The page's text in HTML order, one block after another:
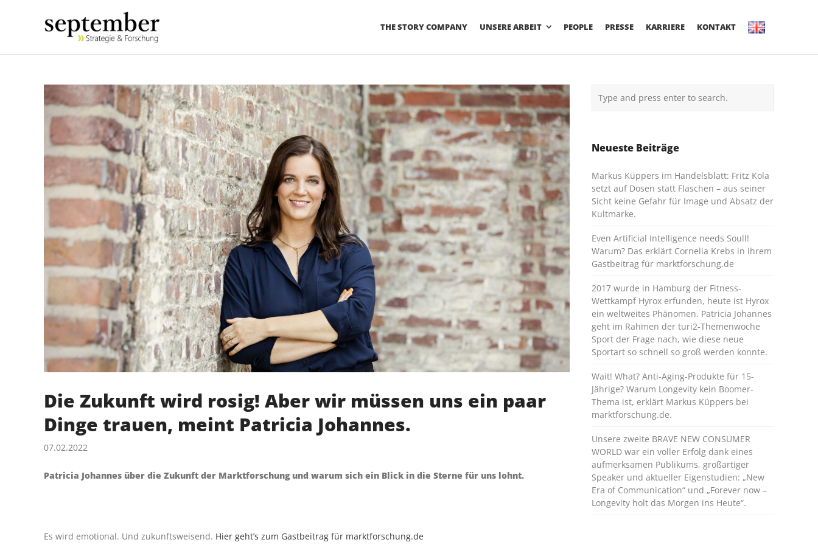
THE STORY COMPANY UNSERE ARBEIT PEOPLE PRESSE KARRIERE KONTAKT
Die Zukunft wird rosig! Aber wir müssen uns ein paar
Dinge trauen, meint Patricia Johannes.
07.02.2022
Patricia Johannes über die Zukunft der Marktforschung und warum sich ein Blick in die Sterne für uns lohnt.
Es wird emotional. Und zukunftsweisend. Hier geht’s zum Gastbeitrag für marktforschung.de
Neueste Beiträge
Markus Küppers im Handelsblatt: Fritz Kola
setzt auf Dosen statt Flaschen – aus seiner
Sicht keine Gefahr für Image und Absatz der
Kultmarke.
Even Artificial Intelligence needs Soull!
Warum? Das erklärt Cornelia Krebs in ihrem
Gastbeitrag für marktforschung.de
2017 wurde in Hamburg der Fitness-
Wettkampf Hyrox erfunden, heute ist Hyrox
ein weltweites Phänomen. Patricia Johannes
geht im Rahmen der turi2-Themenwoche
Sport der Frage nach, wie diese neue
Sportart so schnell so groß werden konnte.
Wait! What? Anti-Aging-Produkte für 15-
Jährige? Warum Longevity kein Boomer-
Thema ist, erklärt Markus Küppers bei
marktforschung.de.
Unsere zweite BRAVE NEW CONSUMER
WORLD war ein voller Erfolg dank eines
aufmerksamen Publikums, großartiger
Speaker und aktueller Eigenstudien: „New
Era of Communication“ und „Forever now –
Longevity holt das Morgen ins Heute“.